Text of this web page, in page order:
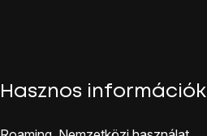
Hasznos információk